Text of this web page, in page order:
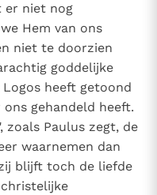
er niet nog
Hem van ons
niet te doorzien
goddelijke
heeft getoond
gehandeld heeft.
zoals Paulus zegt, de
waarnemen dan
blijft toch de liefde